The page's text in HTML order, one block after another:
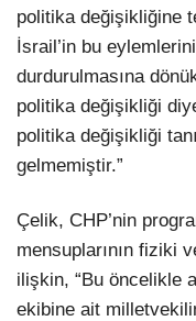
politika değişikliğine
İsrail’in bu
durdurulmasına
politika değişikliği
politika değişikliği
gelmemiştir.”
Çelik, CHP’nin
mensuplarının fiziki
ilişkin, “Bu öncelikle
ekibine ait